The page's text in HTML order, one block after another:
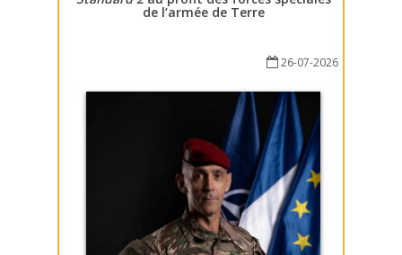
de l’armée de Terre
26-07-2026